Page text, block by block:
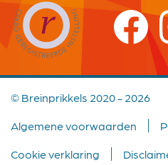
© Breinprikkels 2020 - 2026
Algemene voorwaarden
Cookie verklaring